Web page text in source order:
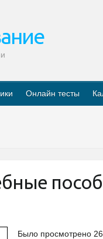
Онлайн тесты
Было просмотрено